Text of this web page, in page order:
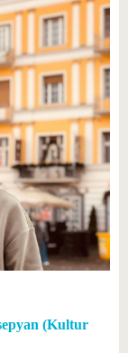
(Kultur